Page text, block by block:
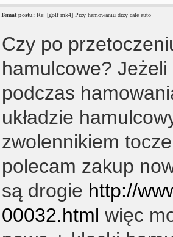
Temat postu: Re: [golf mk4] Przy hamowaniu drży całe auto
Czy po
hamulcowe?
podczas
układzie
zwolennikiem
polecam zakup
są drogie http://
00032.html więc